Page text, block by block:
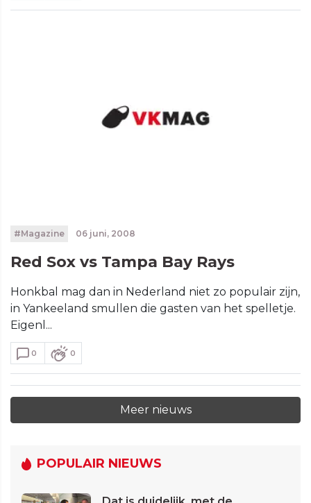
#Magazine 06 juni, 2008
Red Sox vs Tampa Bay Rays
Honkbal mag dan in Nederland niet zo populair zijn,
in Yankeeland smullen die gasten van het spelletje.
Eigenl...
0 0
Meer nieuws
POPULAIR NIEUWS